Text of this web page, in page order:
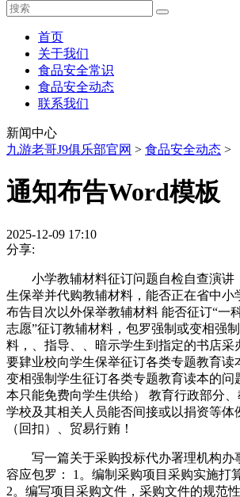
首页
关于我们
食品安全常识
食品安全动态
联系我们
新闻中心
九游老哥J9俱乐部官网 > 食品安全动态 >
通知布告Word模板
2025-12-09 17:10
分享:
小学教辅材料征订问题自检自查演讲
生保举并代购教辅材料，能否正在省中小
布告目次以外保举教辅材料 能否征订“一
志愿”征订教辅材料，包罗强制或变相强
料，、指导、、暗示学生到指定的书店采
要肄业校向学生保举征订各类专题教育读
变相强制学生征订各类专题教育读本的问
本只能免费向学生供给） 教育行政部分
学校及其相关人员能否间接或以捐资等体
（回扣）、贸易行贿！
写一篇关于采购投标代办署理机构办
容应包罗： 1。编制采购项目采购实施打
2。编写项目采购文件，采购文件的规范